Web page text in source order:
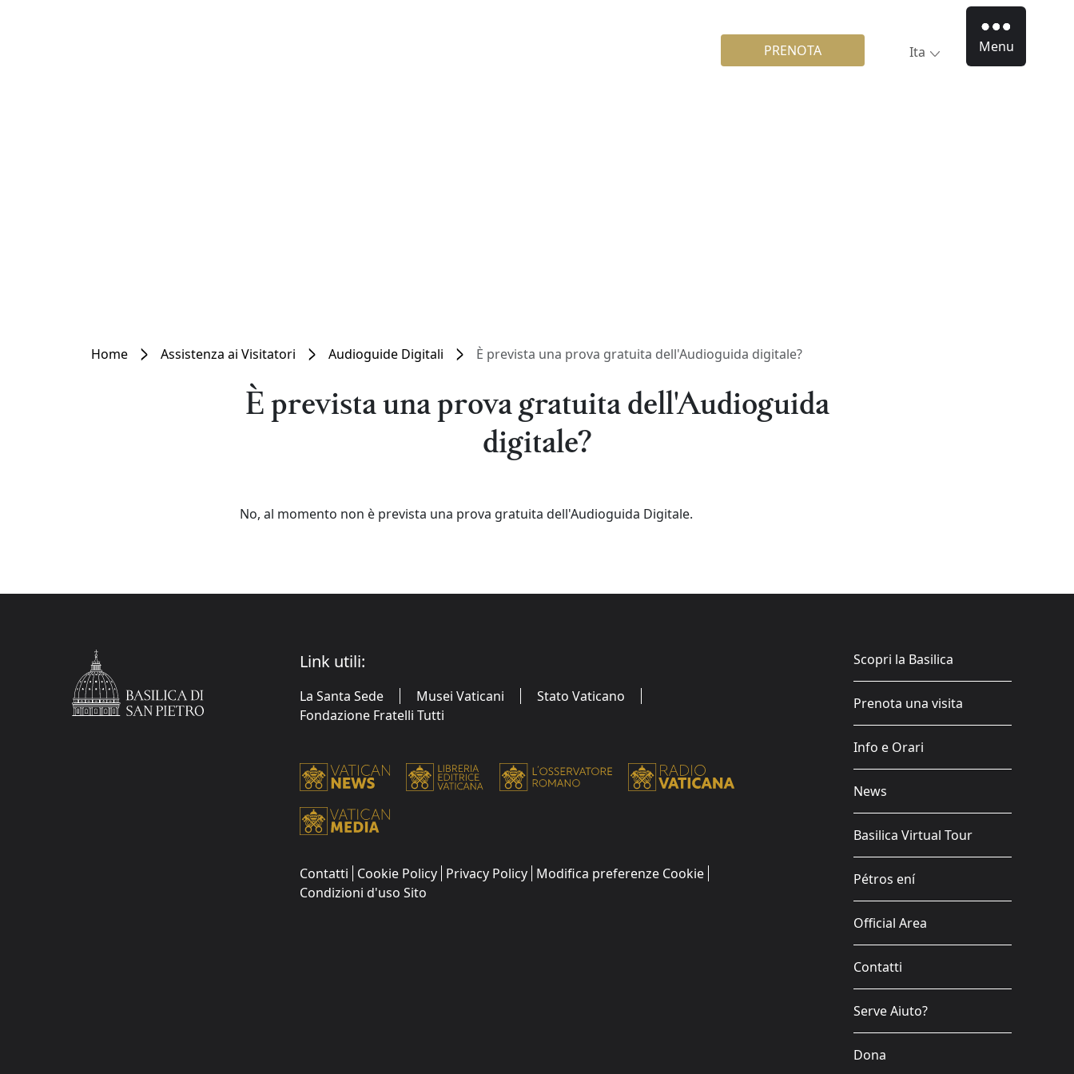
PRENOTA Ita Menu
Home Assistenza ai Visitatori Audioguide Digitali È prevista una prova gratuita dell'Audioguida digitale?
È prevista una prova gratuita dell'Audioguida
digitale?
No, al momento non è prevista una prova gratuita dell'Audioguida Digitale.
Link utili:
La Santa Sede Musei Vaticani
Stato Vaticano
Fondazione Fratelli Tutti
Contatti Cookie Policy Privacy Policy Modifica preferenze Cookie
Condizioni d'uso Sito
Scopri la Basilica
Prenota una visita
Info e Orari
News
Basilica Virtual Tour
Pétros ení
Official Area
Contatti
Serve Aiuto?
Dona